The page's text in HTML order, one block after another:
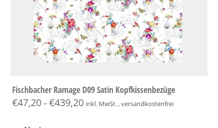
Fischbacher Ramage D09 Satin Kopfkissenbezüge
€47,20–€439,20 inkl. MwSt. , versandkostenfrei